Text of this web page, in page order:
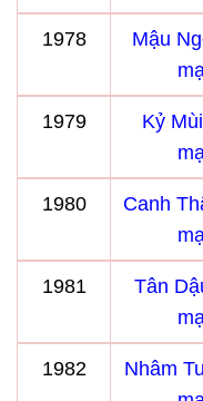
1978
Mậu
1979
Kỷ
1980
Canh
1981
Tân
1982
Nhâm